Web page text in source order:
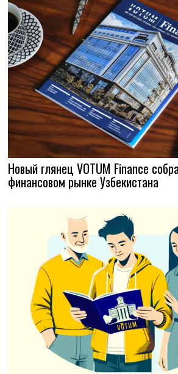
Новый глянец VOTUM Finance
финансовом рынке Узбекистана